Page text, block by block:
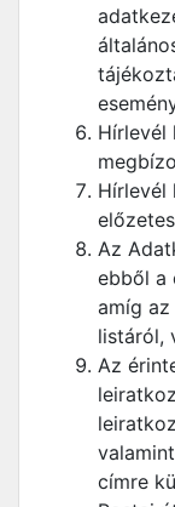
Hírlevél
Hírlevél
Az
ebből a
amíg
listáról,
Az
címre